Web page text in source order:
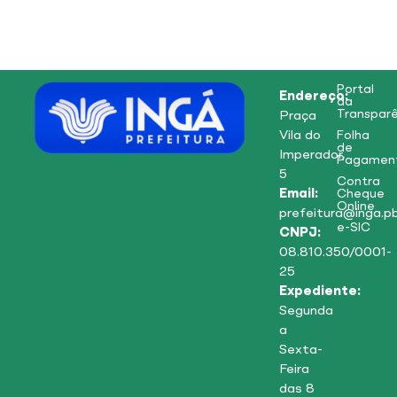
Endereço:
Praça
Vila do
Imperador,
5
Email:
CNPJ:
08.810.350/0001-
25
Expediente:
Segunda
a
Sexta-
Feira
das 8
Portal
da
Folha
de
Contra
Cheque
Online
e-SIC